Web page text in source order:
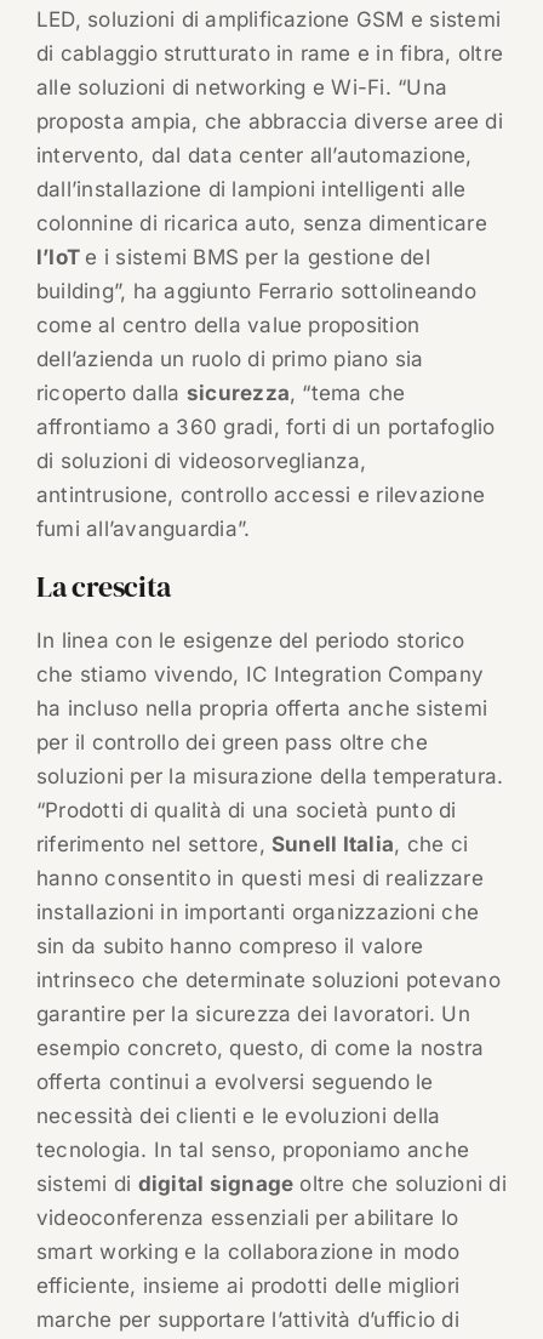
LED, soluzioni di amplificazione GSM e sistemi
di cablaggio strutturato in rame e in fibra, oltre
alle soluzioni di networking e Wi-Fi. “Una
proposta ampia, che abbraccia diverse aree di
intervento, dal data center all’automazione,
dall’installazione di lampioni intelligenti alle
colonnine di ricarica auto, senza dimenticare
l’IoT e i sistemi BMS per la gestione del
building”, ha aggiunto Ferrario sottolineando
come al centro della value proposition
dell’azienda un ruolo di primo piano sia
ricoperto dalla sicurezza, “tema che
affrontiamo a 360 gradi, forti di un portafoglio
di soluzioni di videosorveglianza,
antintrusione, controllo accessi e rilevazione
fumi all’avanguardia”.
La crescita
In linea con le esigenze del periodo storico
che stiamo vivendo, IC Integration Company
ha incluso nella propria offerta anche sistemi
per il controllo dei green pass oltre che
soluzioni per la misurazione della temperatura.
“Prodotti di qualità di una società punto di
riferimento nel settore, Sunell Italia, che ci
hanno consentito in questi mesi di realizzare
installazioni in importanti organizzazioni che
sin da subito hanno compreso il valore
intrinseco che determinate soluzioni potevano
garantire per la sicurezza dei lavoratori. Un
esempio concreto, questo, di come la nostra
offerta continui a evolversi seguendo le
necessità dei clienti e le evoluzioni della
tecnologia. In tal senso, proponiamo anche
sistemi di digital signage oltre che soluzioni di
videoconferenza essenziali per abilitare lo
smart working e la collaborazione in modo
efficiente, insieme ai prodotti delle migliori
marche per supportare l’attività d’ufficio di